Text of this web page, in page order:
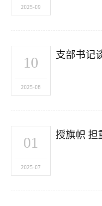
2025-09
10
2025-08
01
2025-07